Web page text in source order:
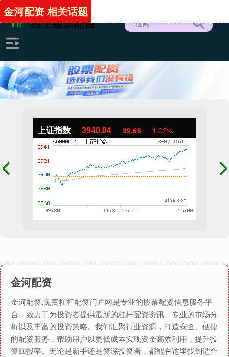
上证指数 3940.04 39.68 1.02%
金河配资
金河配资,免费杠杆配资门户网是专业的股票配资信息服务平
台，致力于为投资者提供最新的杠杆配资资讯、专业的市场分
析以及丰富的投资策略。我们汇聚行业资源，打造安全、便捷
的配资服务，帮助用户以更低成本实现资金高效利用，提升投
资回报率。无论是新手还是资深投资者，都能在这里找到适合
金河配资 相关话题